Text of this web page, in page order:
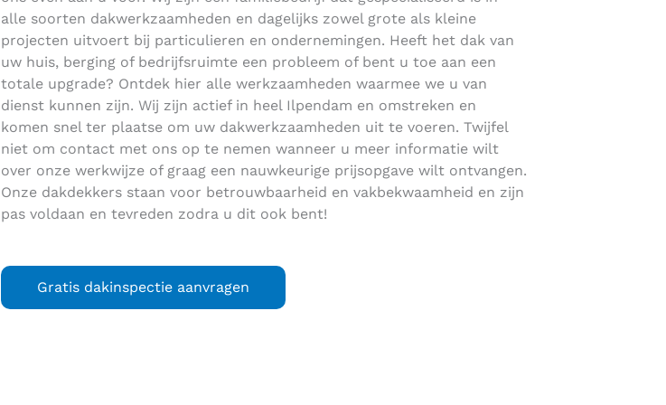
alle soorten dakwerkzaamheden en dagelijks zowel grote als kleine
projecten uitvoert bij particulieren en ondernemingen. Heeft het dak van
uw huis, berging of bedrijfsruimte een probleem of bent u toe aan een
totale upgrade? Ontdek hier alle werkzaamheden waarmee we u van
dienst kunnen zijn. Wij zijn actief in heel Ilpendam en omstreken en
komen snel ter plaatse om uw dakwerkzaamheden uit te voeren. Twijfel
niet om contact met ons op te nemen wanneer u meer informatie wilt
over onze werkwijze of graag een nauwkeurige prijsopgave wilt ontvangen.
Onze dakdekkers staan voor betrouwbaarheid en vakbekwaamheid en zijn
pas voldaan en tevreden zodra u dit ook bent!
Gratis dakinspectie aanvragen